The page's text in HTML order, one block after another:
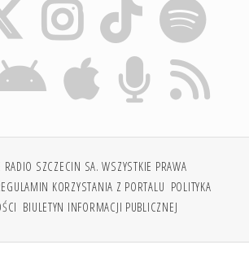
SZCZECIN SA. WSZYSTKIE PRAWA
KORZYSTANIA Z PORTALU POLITYKA
BIULETYN INFORMACJI PUBLICZNEJ